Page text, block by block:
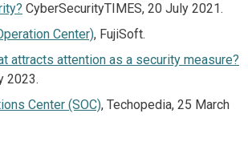
CyberSecurityTIMES, 20 July 2021.
Center), FujiSoft.
attracts attention as a security measure?
2023.
Center (SOC), Techopedia, 25 March